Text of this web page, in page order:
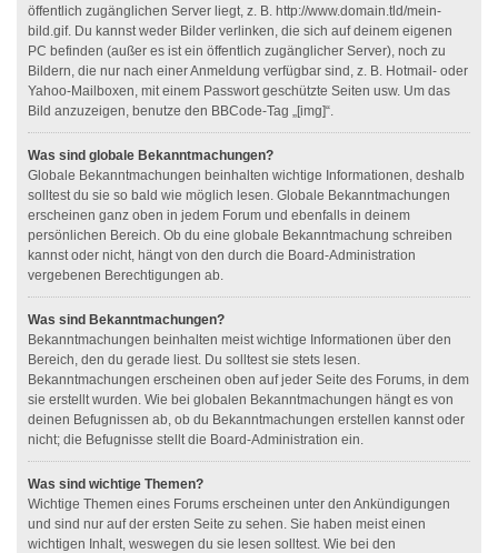
öffentlich zugänglichen Server liegt, z. B. http://www.domain.tld/mein-
bild.gif. Du kannst weder Bilder verlinken, die sich auf deinem eigenen
PC befinden (außer es ist ein öffentlich zugänglicher Server), noch zu
Bildern, die nur nach einer Anmeldung verfügbar sind, z. B. Hotmail- oder
Yahoo-Mailboxen, mit einem Passwort geschützte Seiten usw. Um das
Bild anzuzeigen, benutze den BBCode-Tag „[img]“.
Was sind globale Bekanntmachungen?
Globale Bekanntmachungen beinhalten wichtige Informationen, deshalb
solltest du sie so bald wie möglich lesen. Globale Bekanntmachungen
erscheinen ganz oben in jedem Forum und ebenfalls in deinem
persönlichen Bereich. Ob du eine globale Bekanntmachung schreiben
kannst oder nicht, hängt von den durch die Board-Administration
vergebenen Berechtigungen ab.
Was sind Bekanntmachungen?
Bekanntmachungen beinhalten meist wichtige Informationen über den
Bereich, den du gerade liest. Du solltest sie stets lesen.
Bekanntmachungen erscheinen oben auf jeder Seite des Forums, in dem
sie erstellt wurden. Wie bei globalen Bekanntmachungen hängt es von
deinen Befugnissen ab, ob du Bekanntmachungen erstellen kannst oder
nicht; die Befugnisse stellt die Board-Administration ein.
Was sind wichtige Themen?
Wichtige Themen eines Forums erscheinen unter den Ankündigungen
und sind nur auf der ersten Seite zu sehen. Sie haben meist einen
wichtigen Inhalt, weswegen du sie lesen solltest. Wie bei den